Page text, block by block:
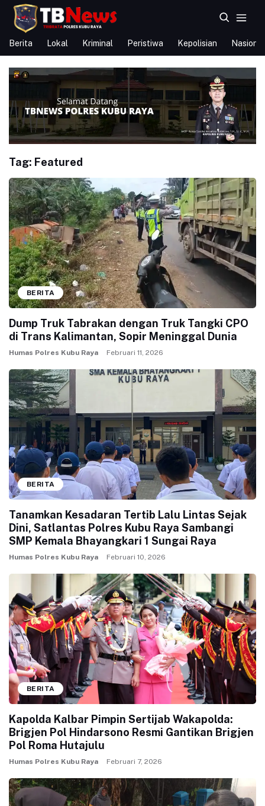
Berita Lokal Kriminal Peristiwa Kepolisian Nasional
Tag: Featured
BERITA
Dump Truk Tabrakan dengan Truk Tangki CPO
di Trans Kalimantan, Sopir Meninggal Dunia
Humas Polres Kubu Raya Februari 11, 2026
BERITA
Tanamkan Kesadaran Tertib Lalu Lintas Sejak
Dini, Satlantas Polres Kubu Raya Sambangi
SMP Kemala Bhayangkari 1 Sungai Raya
Humas Polres Kubu Raya Februari 10, 2026
BERITA
Kapolda Kalbar Pimpin Sertijab Wakapolda:
Brigjen Pol Hindarsono Resmi Gantikan Brigjen
Pol Roma Hutajulu
Humas Polres Kubu Raya Februari 7, 2026